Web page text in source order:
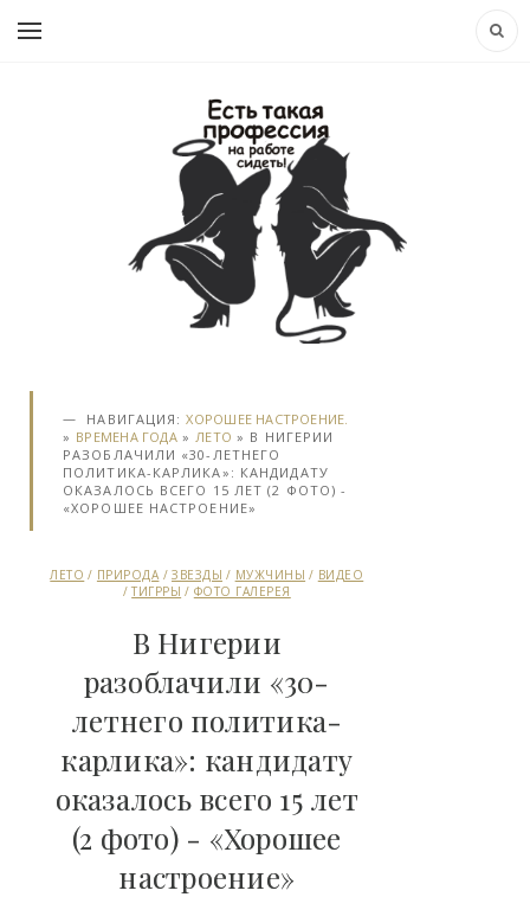
НАВИГАЦИЯ:ХОРОШЕЕ НАСТРОЕНИЕ.
» ВРЕМЕНА ГОДА»ЛЕТО » В НИГЕРИИ
РАЗОБЛАЧИЛИ «30-ЛЕТНЕГО
ПОЛИТИКА-КАРЛИКА»: КАНДИДАТУ
ОКАЗАЛОСЬ ВСЕГО 15 ЛЕТ (2 ФОТО) -
«ХОРОШЕЕ НАСТРОЕНИЕ»
ЛЕТО / ПРИРОДА /ЗВЕЗДЫ / МУЖЧИНЫ / ВИДЕО
/ТИГРРЫ / ФОТО ГАЛЕРЕЯ
В Нигерии
разоблачили «30-
летнего политика-
карлика»: кандидату
оказалось всего 15 лет
(2 фото) - «Хорошее
настроение»